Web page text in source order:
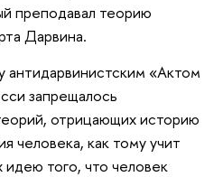
преподавал теорию
Дарвина.
антидарвинистским «Актом
запрещалось
отрицающих историю
человека, как тому учит
того, что человек